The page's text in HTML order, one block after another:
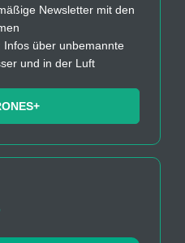
Newsletter mit den
Infos über unbemannte
und in der Luft